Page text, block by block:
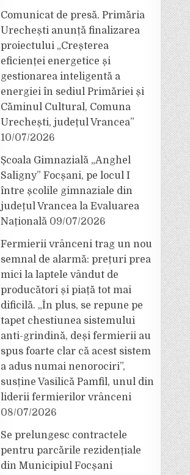
Comunicat de presă. Primăria
Urechești anunță finalizarea
proiectului „Creșterea
eficienței energetice și
gestionarea inteligentă a
energiei în sediul Primăriei și
Căminul Cultural, Comuna
Urechești, județul Vrancea”
10/07/2026
Școala Gimnazială „Anghel
Saligny” Focșani, pe locul I
între școlile gimnaziale din
județul Vrancea la Evaluarea
Națională 09/07/2026
Fermierii vrânceni trag un nou
semnal de alarmă: prețuri prea
mici la laptele vândut de
producători și piață tot mai
dificilă. „În plus, se repune pe
tapet chestiunea sistemului
anti-grindină, deși fermierii au
spus foarte clar că acest sistem
a adus numai nenorociri”,
susține Vasilică Pamfil, unul din
liderii fermierilor vrânceni
08/07/2026
Se prelungesc contractele
pentru parcările rezidențiale
din Municipiul Focșani